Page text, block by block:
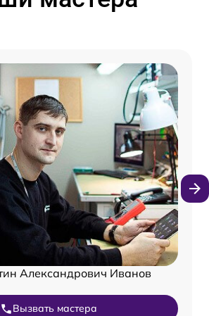
Александрович Иванов
Вызвать мастера